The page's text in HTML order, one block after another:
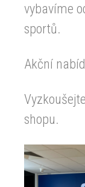
vybavíme
sportů.
Akční
shopu.